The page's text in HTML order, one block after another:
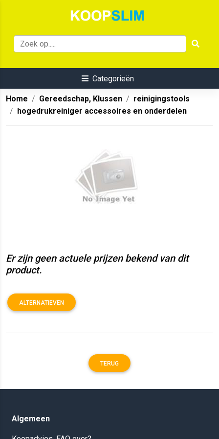
Categorieën
Home Gereedschap, Klussen
reinigingstools
hogedrukreiniger accessoires en onderdelen
Er zijn geen actuele prijzen bekend van dit
product.
ALTERNATIEVEN
TERUG
Algemeen